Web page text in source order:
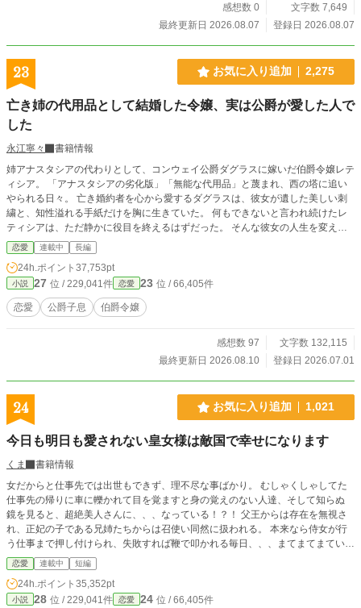
感想数 0
文字数 7,649
最終更新日 2026.08.07
登録日 2026.08.07
23 お気に入り追加 2,275
亡き姉の代用品として結婚した令嬢、実は公爵が愛した人で
した
永江寧々
書籍情報
姉アナスタシアの代わりとして、コンウェイ公爵ダグラスに嫁いだ伯爵令嬢レテ
ィシア。 「アナスタシアの劣化版」「無能な代用品」と蔑まれ、西の塔に追い
やられる日々。 亡き婚約者を心から愛するダグラスは、彼女が遺した美しい刺
繍と、知性溢れる手紙だけを胸に生きていた。 何もできないと言われ続けたレ
ティシアは、ただ静かに役目を終えるはずだった。 そんな彼女の人生を変えた
のは、ダグラスの息子・ルシアン。 誰にも懐かなかった聡明な少年は、たった
一度の会話でレティシアの本質を見抜き、彼女の傍にいることを選ぶ。 「俺は
アンタが来たことで、これからの人生が良いものに変わると思ってる」 蔑まれ
ることに慣れた令嬢と、大人を見下す孤独な天才。 二人が築く絆は、やがて屋
敷を、そしてダグラス自身さえも変えていく。 だが、ダグラスが愛してやまな
いアナスタシアの面影には知らぬ秘密が隠されていて——
恋愛 連載中 長編
24h.ポイント 37,753pt
小説 27 位 / 229,041件 恋愛 23 位 / 66,405件
恋愛 公爵子息 伯爵令嬢
感想数 97
文字数 132,115
最終更新日 2026.08.10
登録日 2026.07.01
24 お気に入り追加 1,021
今日も明日も愛されない皇女様は敵国で幸せになります
くま
書籍情報
女だからと仕事先では出世もできず、理不尽な事ばかり。 むしゃくしゃしてた
仕事先の帰りに車に轢かれて目を覚ますと身の覚えのない人達、そして知らぬ
鏡を見ると、超絶美人さんに、、、なっている！？！ 父王からは存在を無視さ
れ、正妃の子である兄姉たちからは召使い同然に扱われる。 本来なら侍女が行
う仕事まで押し付けられ、失敗すれば鞭で叩かれる毎日、、、まてまてまてい！
しかーし！なんで私がこの国の仕事や兄や姉の仕事までやらなにゃあかんの！？
城のメイドや執事からも馬鹿にされる始末。 なるほど、、私はやられたら倍に
返すタイプなのよ。 そんなある日――。 長年戦争を続けてきた敵国・ノクター
ン王国との和平の条件として、政略結婚が決まる。 誰も嫁ぎたがらない敵国へ
恋愛 連載中 短編
24h.ポイント 35,352pt
小説 28 位 / 229,041件 恋愛 24 位 / 66,405件